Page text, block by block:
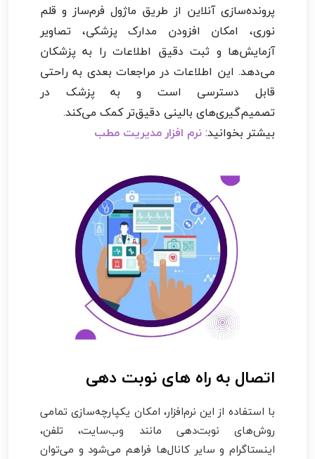
پرونده‌سازی آنلاین از طریق ماژول فرم‌ساز و قلم
نوری، امکان افزودن مدارک پزشکی، تصاویر
آزمایش‌ها و ثبت دقیق اطلاعات را به پزشکان
می‌دهد. این اطلاعات در مراجعات بعدی به راحتی
قابل دسترسی است و به پزشک در
تصمیم‌گیری‌های بالینی دقیق‌تر کمک می‌کند.
بیشتر بخوانید:نرم افزار مدیریت مطب
اتصال به راه های نوبت دهی
با استفاده از این نرم‌افزار، امکان یکپارچه‌سازی تمامی
روش‌های نوبت‌دهی مانند وب‌سایت، تلفن،
اینستاگرام و سایر کانال‌ها فراهم می‌شود و می‌توان